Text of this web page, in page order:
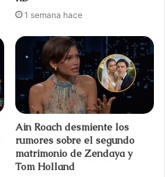
1 semana hace
Ain Roach desmiente los
rumores sobre el segundo
matrimonio de Zendaya y
Tom Holland